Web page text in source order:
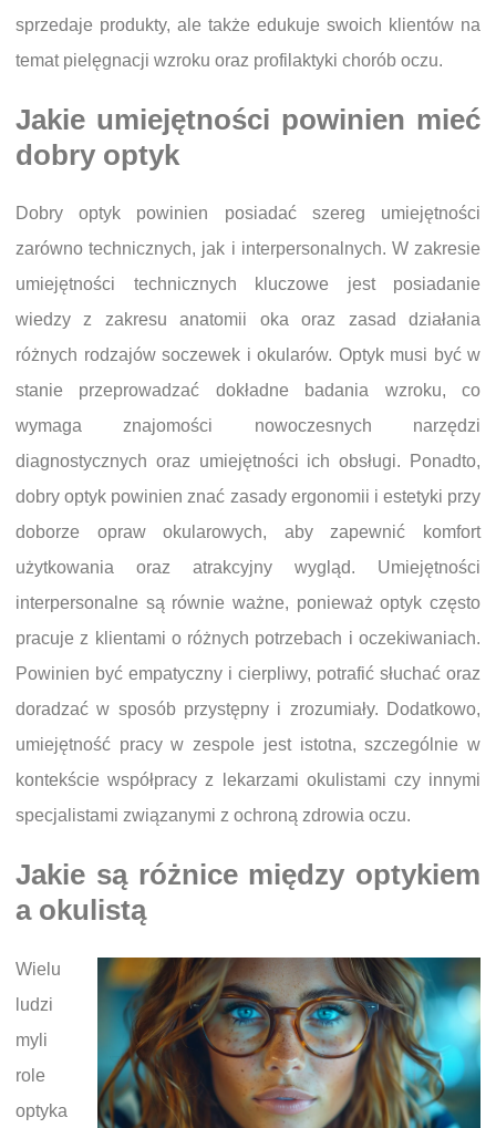
sprzedaje produkty, ale także edukuje swoich klientów na
temat pielęgnacji wzroku oraz profilaktyki chorób oczu.
Jakie umiejętności powinien mieć
dobry optyk
Dobry optyk powinien posiadać szereg umiejętności
zarówno technicznych, jak i interpersonalnych. W zakresie
umiejętności technicznych kluczowe jest posiadanie
wiedzy z zakresu anatomii oka oraz zasad działania
różnych rodzajów soczewek i okularów. Optyk musi być w
stanie przeprowadzać dokładne badania wzroku, co
wymaga znajomości nowoczesnych narzędzi
diagnostycznych oraz umiejętności ich obsługi. Ponadto,
dobry optyk powinien znać zasady ergonomii i estetyki przy
doborze opraw okularowych, aby zapewnić komfort
użytkowania oraz atrakcyjny wygląd. Umiejętności
interpersonalne są równie ważne, ponieważ optyk często
pracuje z klientami o różnych potrzebach i oczekiwaniach.
Powinien być empatyczny i cierpliwy, potrafić słuchać oraz
doradzać w sposób przystępny i zrozumiały. Dodatkowo,
umiejętność pracy w zespole jest istotna, szczególnie w
kontekście współpracy z lekarzami okulistami czy innymi
specjalistami związanymi z ochroną zdrowia oczu.
Jakie są różnice między optykiem
a okulistą
Wielu
ludzi
myli
role
optyka